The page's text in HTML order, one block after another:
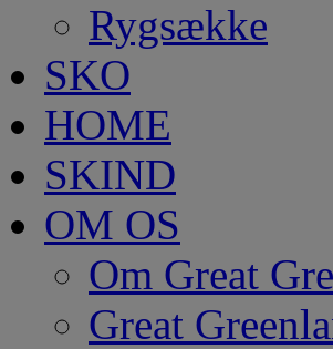
Rygsække
SKO
HOME
SKIND
OM OS
Om Great
Great